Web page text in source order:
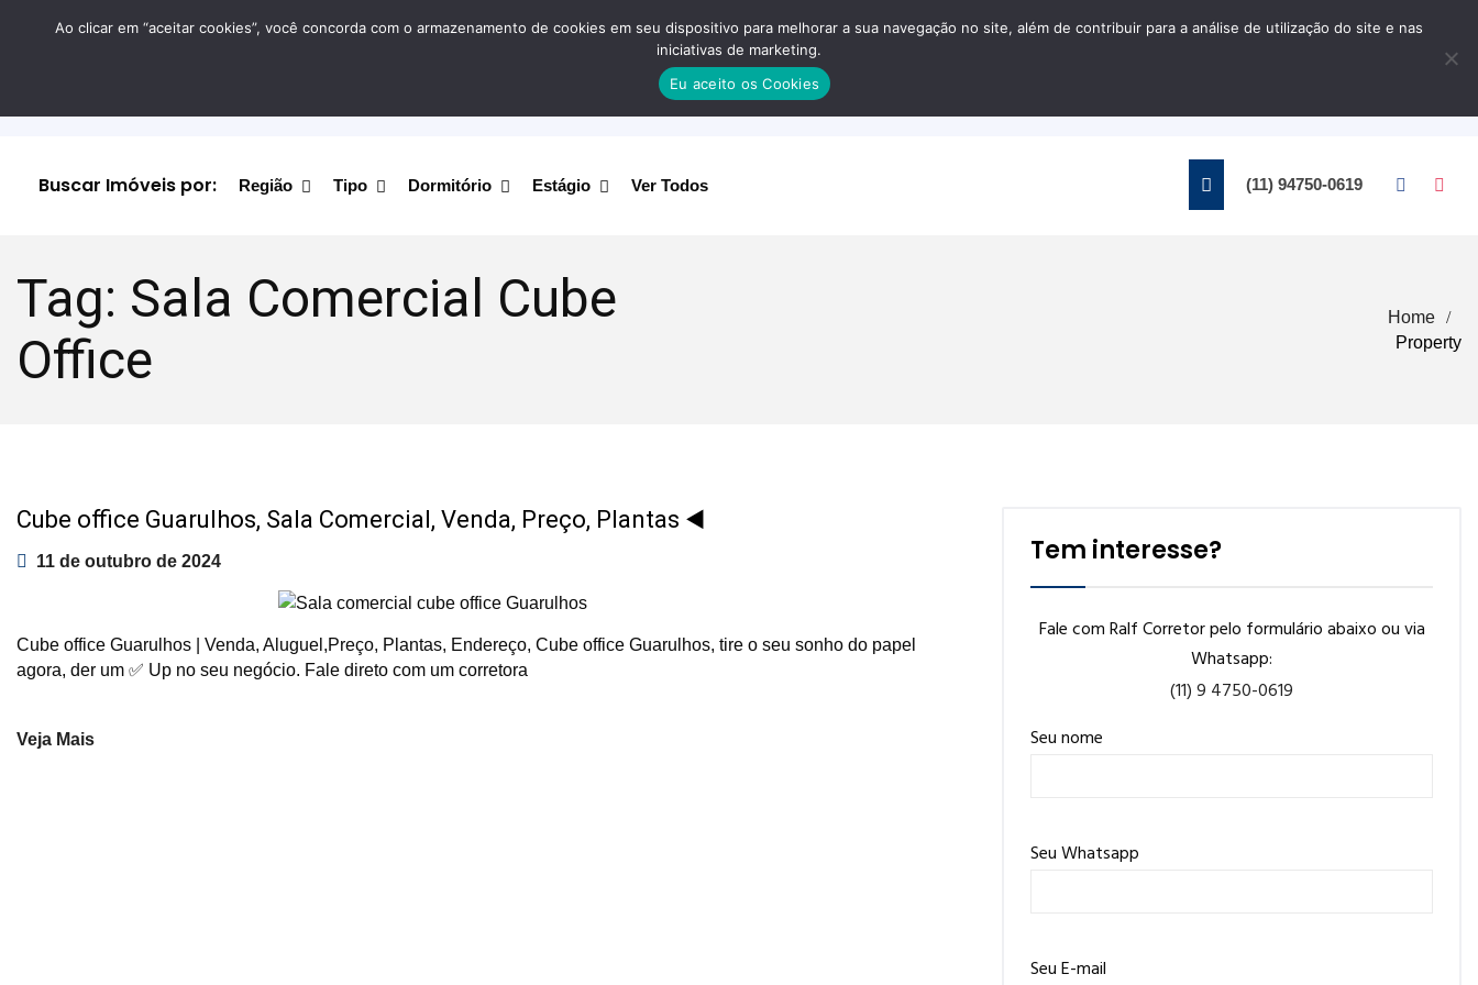
Contato
Buscar Imóveis por: Região Tipo Dormitório Estágio Ver Todos (11) 94750-0619
Tag: Sala Comercial Cube
Office
Home
Property
Cube office Guarulhos, Sala Comercial, Venda, Preço, Plantas ◀️
11 de outubro de 2024
Cube office Guarulhos | Venda, Aluguel,Preço, Plantas, Endereço, Cube office Guarulhos, tire o seu sonho do papel
agora, der um ✅ Up no seu negócio. Fale direto com um corretora
Veja Mais
Tem interesse?
Fale com Ralf Corretor pelo formulário abaixo ou via
Whatsapp:
(11) 9 4750-0619
Seu nome
Seu Whatsapp
Seu E-mail
Ao clicar em “aceitar cookies”, você concorda com o armazenamento de cookies em seu dispositivo para melhorar a sua navegação no site, além de contribuir para a análise de utilização do site e nas
iniciativas de marketing.
Eu aceito os Cookies